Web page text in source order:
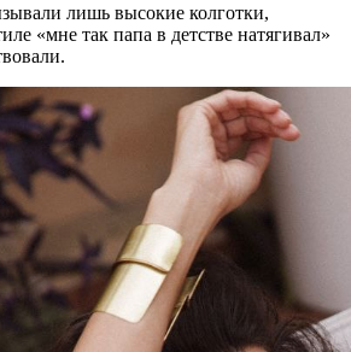
лишь высокие колготки,
«мне так папа в детстве натягивал»